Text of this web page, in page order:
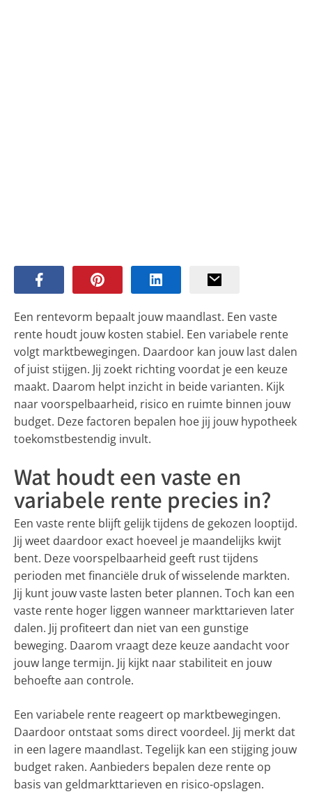
Een rentevorm bepaalt jouw maandlast. Een vaste
rente houdt jouw kosten stabiel. Een variabele rente
volgt marktbewegingen. Daardoor kan jouw last dalen
of juist stijgen. Jij zoekt richting voordat je een keuze
maakt. Daarom helpt inzicht in beide varianten. Kijk
naar voorspelbaarheid, risico en ruimte binnen jouw
budget. Deze factoren bepalen hoe jij jouw hypotheek
toekomstbestendig invult.
Wat houdt een vaste en
variabele rente precies in?
Een vaste rente blijft gelijk tijdens de gekozen looptijd.
Jij weet daardoor exact hoeveel je maandelijks kwijt
bent. Deze voorspelbaarheid geeft rust tijdens
perioden met financiële druk of wisselende markten.
Jij kunt jouw vaste lasten beter plannen. Toch kan een
vaste rente hoger liggen wanneer markttarieven later
dalen. Jij profiteert dan niet van een gunstige
beweging. Daarom vraagt deze keuze aandacht voor
jouw lange termijn. Jij kijkt naar stabiliteit en jouw
behoefte aan controle.
Een variabele rente reageert op marktbewegingen.
Daardoor ontstaat soms direct voordeel. Jij merkt dat
in een lagere maandlast. Tegelijk kan een stijging jouw
budget raken. Aanbieders bepalen deze rente op
basis van geldmarkttarieven en risico-opslagen.